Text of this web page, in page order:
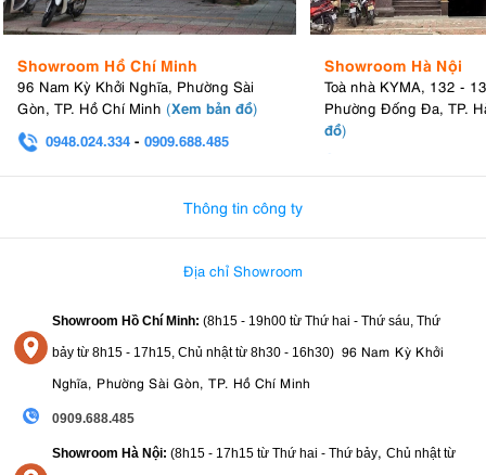
Sony
Tiêu chí
Canon
Chất lượng ảnh
Màu sắc tự nhiên, đặc biệt là tông da
Quay video 4K/6K/8K trên dòng cao cấp (R5 II, R1
Lấy nét (AF) Dual Pixel CMOS AF – nhanh & mượt
Ống kính Hệ sinh thái RF/EF phong phú, giá đa dạng
Dễ cầm nắm, menu thân thiện
tại Kyma
Máy ảnh Canon (Camera Canon) là lựa chọn hoàn hảo cho cả người
mới lẫn nhiếp ảnh gia chuyên nghiệp. Với hệ sinh thái lens đa dạng,
tính năng quay phim mạnh mẽ và chất lượng ảnh vượt trội, Canon vẫn
giữ vị thế top 1 trong lòng người yêu nhiếp ảnh.
Showroom Hồ Chí Minh
96 Nam Kỳ Khởi Nghĩa, Phường Sài
Gòn, TP. Hồ Chí Minh (Xem bản đồ)
0948.024.334 - 0909.688.485
Showroom Hà Nội
Toà nhà KYMA, 132 -
Phường Đống Đa, TP.
đồ)
Thông tin công ty
Địa chỉ Showroom
Showroom Hồ Chí Minh: (8h15 - 19h00 từ Thứ hai - Thứ sáu, Thứ
bảy từ 8h15 - 17h15, Chủ nhật từ 8h30 - 16h30) 96 Nam Kỳ Khởi
Nghĩa, Phường Sài Gòn, TP. Hồ Chí Minh
0909.688.485
Showroom Hà Nội: (8h15 - 17h15 từ Thứ hai - Thứ bảy, Chủ nhật từ